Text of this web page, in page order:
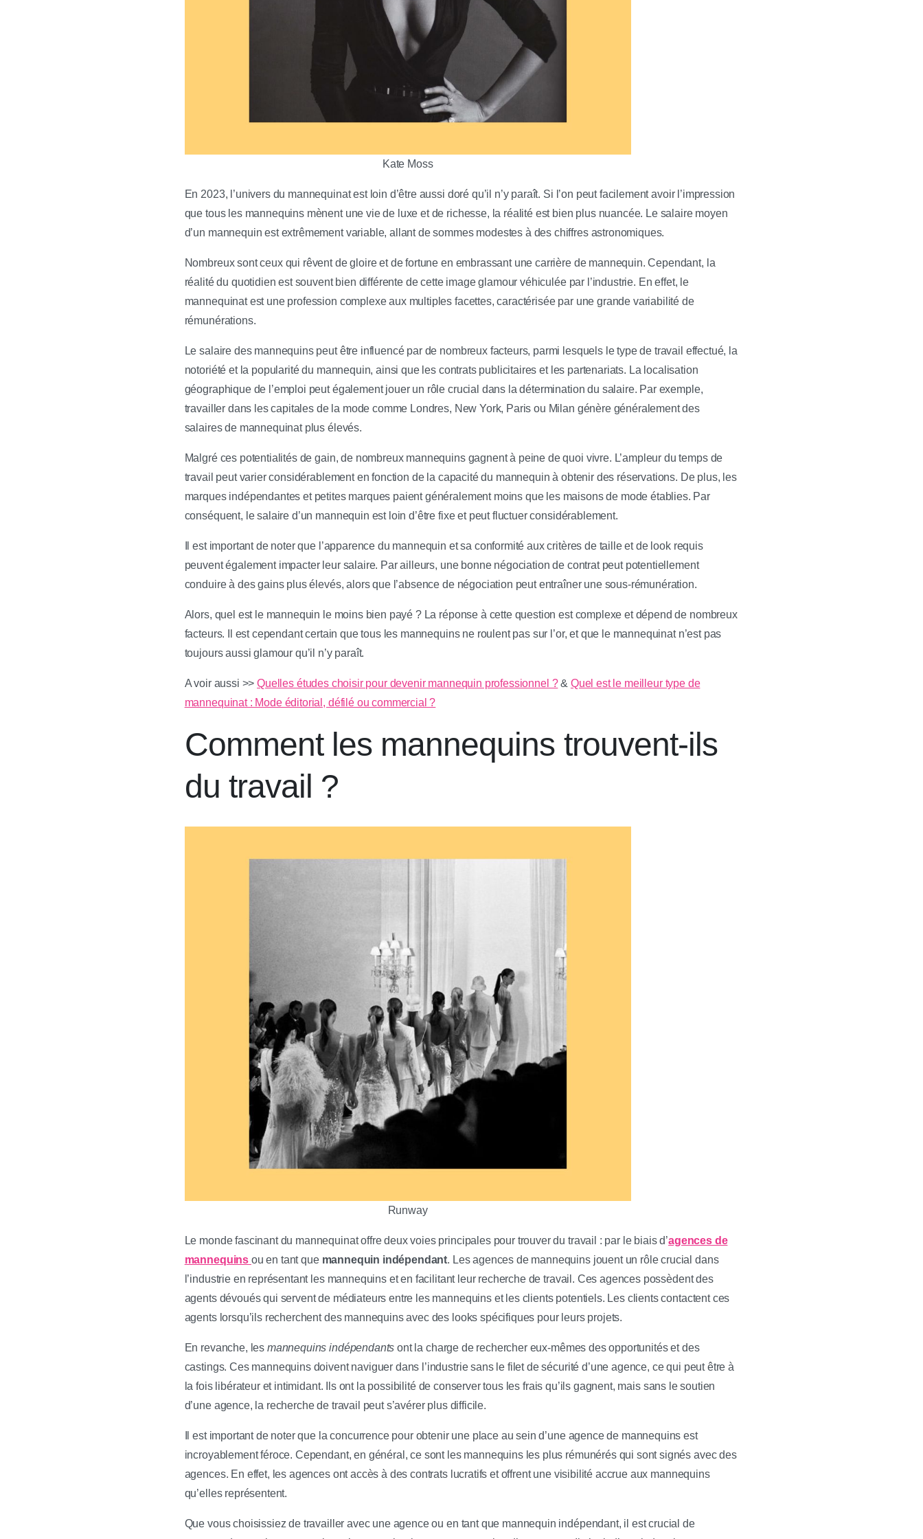
Kate Moss
En 2023, l’univers du mannequinat est loin d’être aussi doré qu’il n’y paraît. Si l’on peut facilement avoir l’impression
que tous les mannequins mènent une vie de luxe et de richesse, la réalité est bien plus nuancée. Le salaire moyen
d’un mannequin est extrêmement variable, allant de sommes modestes à des chiffres astronomiques.
Nombreux sont ceux qui rêvent de gloire et de fortune en embrassant une carrière de mannequin. Cependant, la
réalité du quotidien est souvent bien différente de cette image glamour véhiculée par l’industrie. En effet, le
mannequinat est une profession complexe aux multiples facettes, caractérisée par une grande variabilité de
rémunérations.
Le salaire des mannequins peut être influencé par de nombreux facteurs, parmi lesquels le type de travail effectué, la
notoriété et la popularité du mannequin, ainsi que les contrats publicitaires et les partenariats. La localisation
géographique de l’emploi peut également jouer un rôle crucial dans la détermination du salaire. Par exemple,
travailler dans les capitales de la mode comme Londres, New York, Paris ou Milan génère généralement des
salaires de mannequinat plus élevés.
Malgré ces potentialités de gain, de nombreux mannequins gagnent à peine de quoi vivre. L’ampleur du temps de
travail peut varier considérablement en fonction de la capacité du mannequin à obtenir des réservations. De plus, les
marques indépendantes et petites marques paient généralement moins que les maisons de mode établies. Par
conséquent, le salaire d’un mannequin est loin d’être fixe et peut fluctuer considérablement.
Il est important de noter que l’apparence du mannequin et sa conformité aux critères de taille et de look requis
peuvent également impacter leur salaire. Par ailleurs, une bonne négociation de contrat peut potentiellement
conduire à des gains plus élevés, alors que l’absence de négociation peut entraîner une sous-rémunération.
Alors, quel est le mannequin le moins bien payé ? La réponse à cette question est complexe et dépend de nombreux
facteurs. Il est cependant certain que tous les mannequins ne roulent pas sur l’or, et que le mannequinat n’est pas
toujours aussi glamour qu’il n’y paraît.
A voir aussi >>Quelles études choisir pour devenir mannequin professionnel ?& Quel est le meilleur type de
mannequinat : Mode éditorial, défilé ou commercial ?
Comment les mannequins trouvent-ils
du travail ?
Runway
Le monde fascinant du mannequinat offre deux voies principales pour trouver du travail : par le biais d’agences de
mannequins ou en tant que mannequin indépendant. Les agences de mannequins jouent un rôle crucial dans
l’industrie en représentant les mannequins et en facilitant leur recherche de travail. Ces agences possèdent des
agents dévoués qui servent de médiateurs entre les mannequins et les clients potentiels. Les clients contactent ces
agents lorsqu’ils recherchent des mannequins avec des looks spécifiques pour leurs projets.
En revanche, les mannequins indépendants ont la charge de rechercher eux-mêmes des opportunités et des
castings. Ces mannequins doivent naviguer dans l’industrie sans le filet de sécurité d’une agence, ce qui peut être à
la fois libérateur et intimidant. Ils ont la possibilité de conserver tous les frais qu’ils gagnent, mais sans le soutien
d’une agence, la recherche de travail peut s’avérer plus difficile.
Il est important de noter que la concurrence pour obtenir une place au sein d’une agence de mannequins est
incroyablement féroce. Cependant, en général, ce sont les mannequins les plus rémunérés qui sont signés avec des
agences. En effet, les agences ont accès à des contrats lucratifs et offrent une visibilité accrue aux mannequins
qu’elles représentent.
Que vous choisissiez de travailler avec une agence ou en tant que mannequin indépendant, il est crucial de